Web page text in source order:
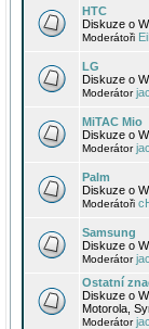
HTC
Diskuze o
Moderátoři
LG
Diskuze o
Moderátor
MiTAC Mio
Diskuze o
Moderátor
Palm
Diskuze o
Moderátoři
Samsung
Diskuze o
Moderátor
Ostatní
Diskuze o
Motorola,
Moderátor